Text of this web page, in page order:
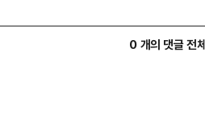
0 개의 댓글 전